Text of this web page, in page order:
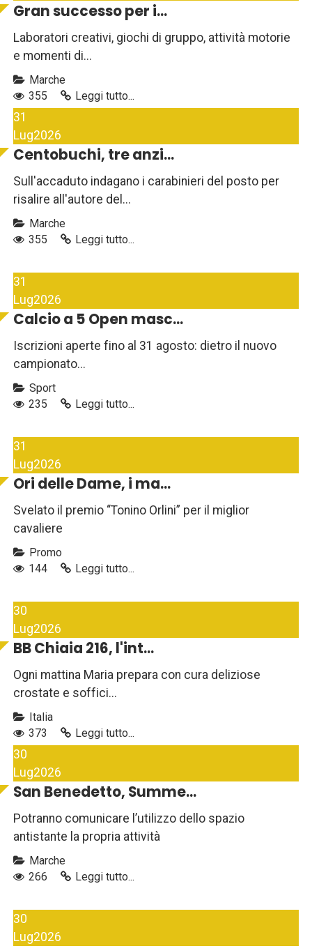
Gran successo per i...
Laboratori creativi, giochi di gruppo, attività motorie
e momenti di...
Marche
355
Leggi tutto...
31
Lug2026
Centobuchi, tre anzi...
Sull'accaduto indagano i carabinieri del posto per
risalire all'autore del...
Marche
355
Leggi tutto...
31
Lug2026
Calcio a 5 Open masc...
Iscrizioni aperte fino al 31 agosto: dietro il nuovo
campionato...
Sport
235
Leggi tutto...
31
Lug2026
Ori delle Dame, i ma...
Svelato il premio “Tonino Orlini” per il miglior
cavaliere
Promo
144
Leggi tutto...
30
Lug2026
BB Chiaia 216, l'int...
Ogni mattina Maria prepara con cura deliziose
crostate e soffici...
Italia
373
Leggi tutto...
30
Lug2026
San Benedetto, Summe...
Potranno comunicare l’utilizzo dello spazio
antistante la propria attività
Marche
266
Leggi tutto...
30
Lug2026